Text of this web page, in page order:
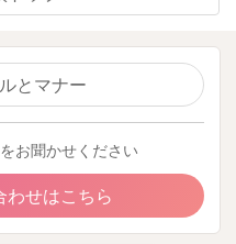
とマナー
お聞かせください
わせはこちら